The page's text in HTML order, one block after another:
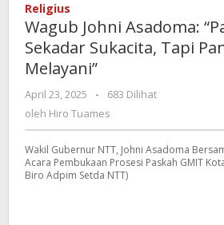
“Paskah
Bukan
Sekadar
Tapi
Melayani”
Religius
Wagub Johni Asadoma:
Sekadar Sukacita, Tapi
Melayani”
April 23, 2025
oleh
-
683 Dilihat
oleh Hiro Tuames
Wakil Gubernur NTT, Johni Asadoma
Acara Pembukaan Prosesi Paskah GMIT
Biro Adpim Setda NTT)